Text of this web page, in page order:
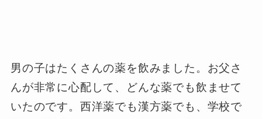
男の子はたくさんの薬を飲みました。お父さ
んが非常に心配して、どんな薬でも飲ませて
いたのです。西洋薬でも漢方薬でも、学校で